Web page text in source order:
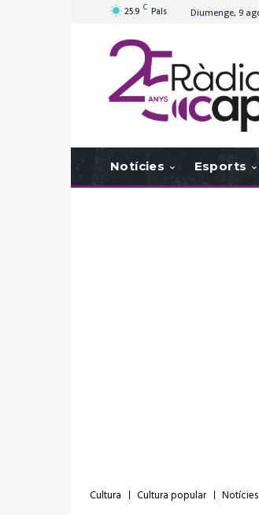
25.9 C Pals Diumenge, 9
Notícies Esports
Cultura Cultura popular Notícies